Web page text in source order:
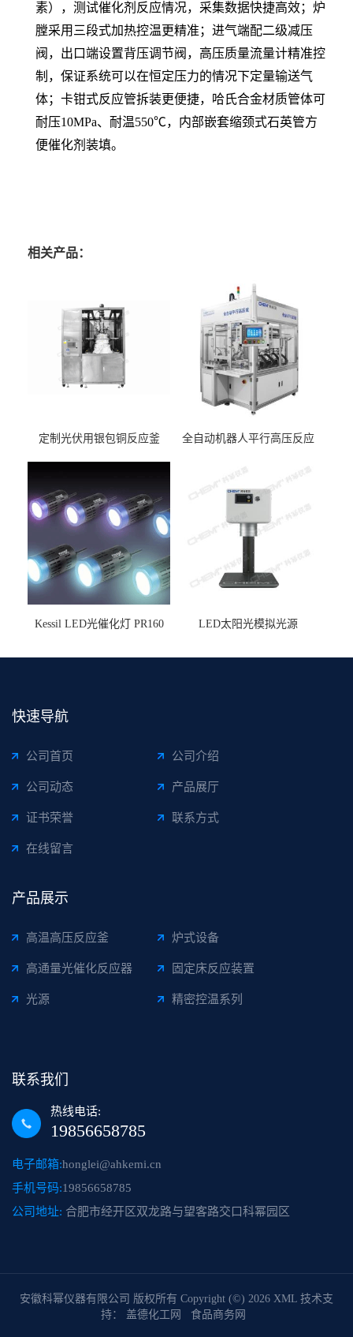
素），测试催化剂反应情况，采集数据快捷高效；炉
膛采用三段式加热控温更精准；进气端配二级减压
阀，出口端设置背压调节阀，高压质量流量计精准控
制，保证系统可以在恒定压力的情况下定量输送气
体；卡钳式反应管拆装更便捷，哈氏合金材质管体可
耐压10MPa、耐温550℃，内部嵌套缩颈式石英管方
便催化剂装填。
相关产品：
定制光伏用银包铜反应釜
全自动机器人平行高压反应
Kessil LED光催化灯 PR160 LED太阳光模拟光源
快速导航
公司首页 公司介绍
公司动态 产品展厅
证书荣誉 联系方式
在线留言
产品展示
高温高压反应釜 炉式设备
高通量光催化反应器 固定床反应装置
光源 精密控温系列
联系我们
热线电话:
19856658785
电子邮箱:honglei@ahkemi.cn
手机号码:19856658785
公司地址: 合肥市经开区双龙路与望客路交口科幂园区
安徽科幂仪器有限公司 版权所有 Copyright (©) 2026 XML 技术支
持： 盖德化工网 食品商务网